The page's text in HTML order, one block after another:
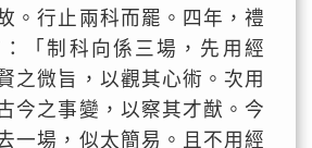
。行止兩科而罷。四年，禮
「制科向係三場，先用經
之微旨，以觀其心術。次用
今之事變，以察其才猷。今
一場，似太簡易。且不用經